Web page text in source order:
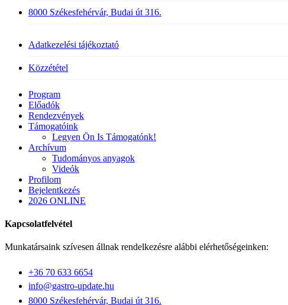
8000 Székesfehérvár, Budai út 316.
Adatkezelési tájékoztató
Közzététel
Close
Menu
Program
Előadók
Rendezvények
Támogatóink
Legyen Ön Is Támogatónk!
Archívum
Tudományos anyagok
Videók
Profilom
Bejelentkezés
2026 ONLINE
Kapcsolatfelvétel
Munkatársaink szívesen állnak rendelkezésre alábbi elérhetőségeinken:
+36 70 633 6654
info@gastro-update.hu
8000 Székesfehérvár, Budai út 316.